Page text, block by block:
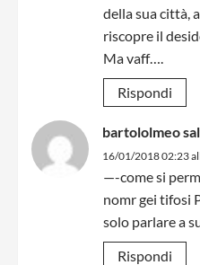
della sua città,
riscopre il
Ma vaff….
Rispondi
bartololmeo
16/01/2018 02:23
—-come si
nomr gei tifosi
solo parlare a
Rispondi